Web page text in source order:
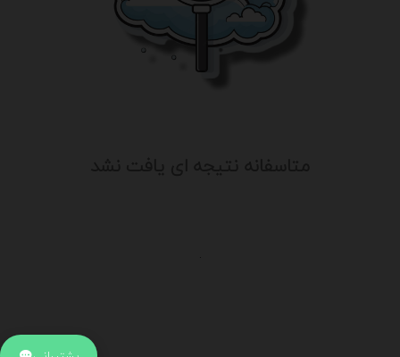
جهت ارتباط با پشتیبانی بر روی آیکن کنار صفحه سایت
.